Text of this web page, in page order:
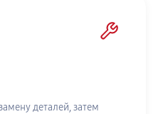
деталей, затем